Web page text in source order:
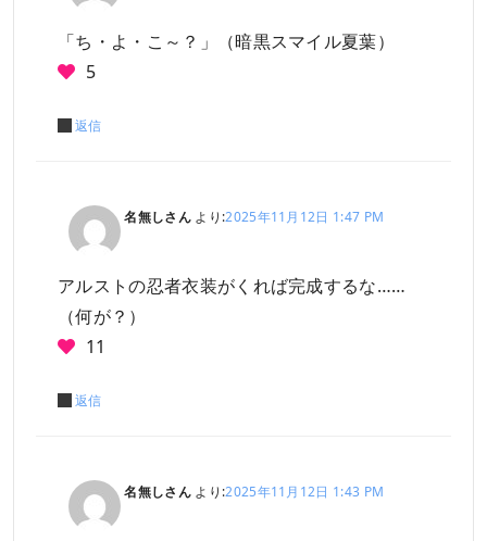
「ち・よ・こ～？」（暗黒スマイル夏葉）
5
返信
名無しさん より:2025年11月12日 1:47 PM
アルストの忍者衣装がくれば完成するな……
（何が？）
11
返信
名無しさん より:2025年11月12日 1:43 PM